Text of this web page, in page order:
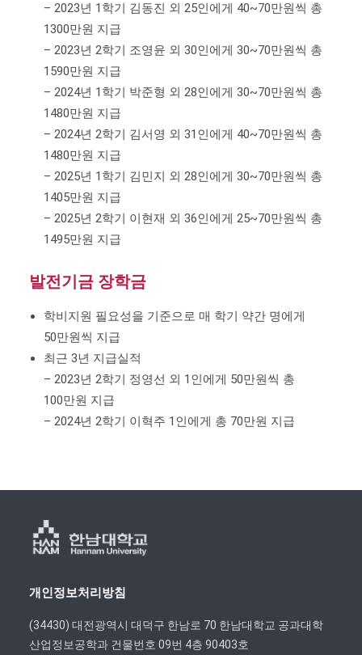
– 2023년 1학기 김동진 외 25인에게 40~70만원씩 총
1300만원 지급
– 2023년 2학기 조영윤 외 30인에게 30~70만원씩 총
1590만원 지급
– 2024년 1학기 박준형 외 28인에게 30~70만원씩 총
1480만원 지급
– 2024년 2학기 김서영 외 31인에게 40~70만원씩 총
1480만원 지급
– 2025년 1학기 김민지 외 28인에게 30~70만원씩 총
1405만원 지급
– 2025년 2학기 이현재 외 36인에게 25~70만원씩 총
1495만원 지급
발전기금 장학금
학비지원 필요성을 기준으로 매 학기 약간 명에게
50만원씩 지급
최근 3년 지급실적
– 2023년 2학기 정영선 외 1인에게 50만원씩 총
100만원 지급
– 2024년 2학기 이혁주 1인에게 총 70만원 지급
개인정보처리방침
(34430) 대전광역시 대덕구 한남로 70 한남대학교 공과대학
산업정보공학과 건물번호 09번 4층 90403호